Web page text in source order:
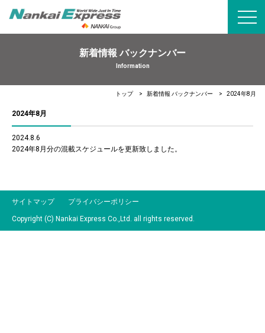
新着情報 バックナンバー
Information
トップ 新着情報 バックナンバー 2024年8月
2024年8月
2024.8.6
2024年8月分の混載スケジュールを更新致しました。
サイトマップ プライバシーポリシー
Copyright (C) Nankai Express Co.,Ltd. all rights reserved.